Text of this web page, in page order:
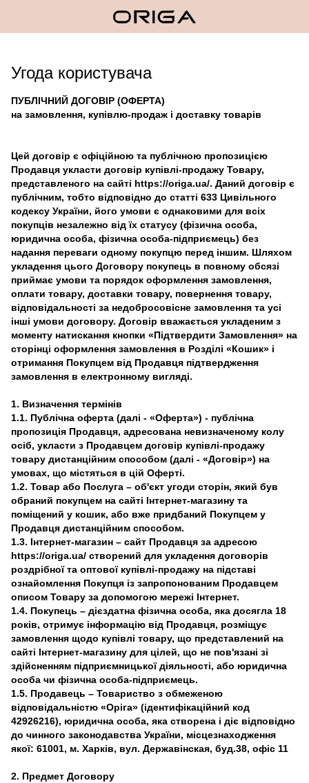
Угода користувача
ПУБЛІЧНИЙ ДОГОВІР (ОФЕРТА)
на замовлення, купівлю-продаж і доставку товарів
Цей договір є офіційною та публічною пропозицією
Продавця укласти договір купівлі-продажу Товару,
представленого на сайті https://origa.ua/. Даний договір є
публічним, тобто відповідно до статті 633 Цивільного
кодексу України, його умови є однаковими для всіх
покупців незалежно від їх статусу (фізична особа,
юридична особа, фізична особа-підприємець) без
надання переваги одному покупцю перед іншим. Шляхом
укладення цього Договору покупець в повному обсязі
приймає умови та порядок оформлення замовлення,
оплати товару, доставки товару, повернення товару,
відповідальності за недобросовісне замовлення та усі
інші умови договору. Договір вважається укладеним з
моменту натискання кнопки «Підтвердити Замовлення» на
сторінці оформлення замовлення в Розділі «Кошик» і
отримання Покупцем від Продавця підтвердження
замовлення в електронному вигляді.
1. Визначення термінів
1.1. Публічна оферта (далі - «Оферта») - публічна
пропозиція Продавця, адресована невизначеному колу
осіб, укласти з Продавцем договір купівлі-продажу
товару дистанційним способом (далі - «Договір») на
умовах, що містяться в цій Оферті.
1.2. Товар або Послуга – об'єкт угоди сторін, який був
обраний покупцем на сайті Інтернет-магазину та
поміщений у кошик, або вже придбаний Покупцем у
Продавця дистанційним способом.
1.3. Інтернет-магазин – сайт Продавця за адресою
https://origa.ua/ створений для укладення договорів
роздрібної та оптової купівлі-продажу на підставі
ознайомлення Покупця із запропонованим Продавцем
описом Товару за допомогою мережі Інтернет.
1.4. Покупець – дієздатна фізична особа, яка досягла 18
років, отримує інформацію від Продавця, розміщує
замовлення щодо купівлі товару, що представлений на
сайті Інтернет-магазину для цілей, що не пов'язані зі
здійсненням підприємницької діяльності, або юридична
особа чи фізична особа-підприємець.
1.5. Продавець – Товариство з обмеженою
відповідальністю «Оріга» (ідентифікаційний код
42926216), юридична особа, яка створена і діє відповідно
до чинного законодавства України, місцезнаходження
якої: 61001, м. Харків, вул. Державінская, буд.38, офіс 11
2. Предмет Договору